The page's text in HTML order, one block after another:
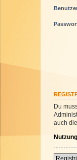
Du
auch